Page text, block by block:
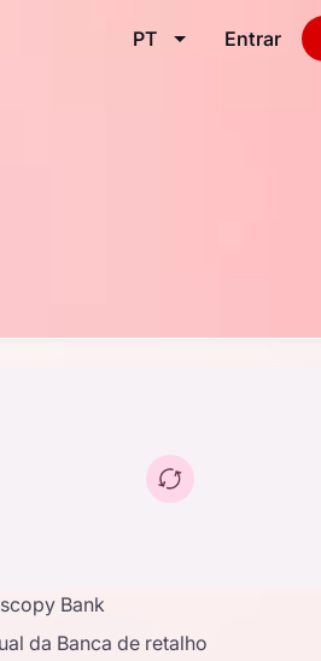
PT Entrar
Bank
da Banca de retalho